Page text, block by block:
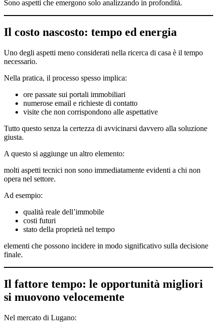
Sono aspetti che emergono solo analizzando in profondità.
Il costo nascosto: tempo ed energia
Uno degli aspetti meno considerati nella ricerca di casa è il tempo
necessario.
Nella pratica, il processo spesso implica:
ore passate sui portali immobiliari
numerose email e richieste di contatto
visite che non corrispondono alle aspettative
Tutto questo senza la certezza di avvicinarsi davvero alla soluzione
giusta.
A questo si aggiunge un altro elemento:
molti aspetti tecnici non sono immediatamente evidenti a chi non
opera nel settore.
Ad esempio:
qualità reale dell’immobile
costi futuri
stato della proprietà nel tempo
elementi che possono incidere in modo significativo sulla decisione
finale.
Il fattore tempo: le opportunità migliori
si muovono velocemente
Nel mercato di Lugano: